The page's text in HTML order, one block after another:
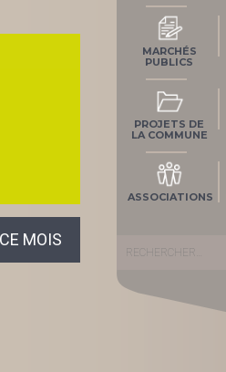
MOIS
MARCHÉS
PUBLICS
PROJETS DE
LA COMMUNE
ASSOCIATIONS
Rechercher :